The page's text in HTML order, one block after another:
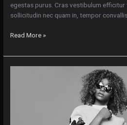
egestas purus. Cras vestibulum efficitur
sollicitudin nec quam in, tempor
Fashion
of
vivamus
Read More »